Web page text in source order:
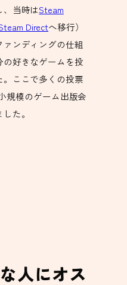
当時はSteam
Directへ移行）
ンディングの仕組
好きなゲームを投
ここで多くの投票
規模のゲーム出版会
た。
人にオス